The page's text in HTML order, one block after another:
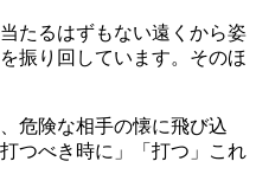
たるはずもない遠くから姿
振り回しています。そのほ
危険な相手の懐に飛び込
つべき時に」「打つ」これ